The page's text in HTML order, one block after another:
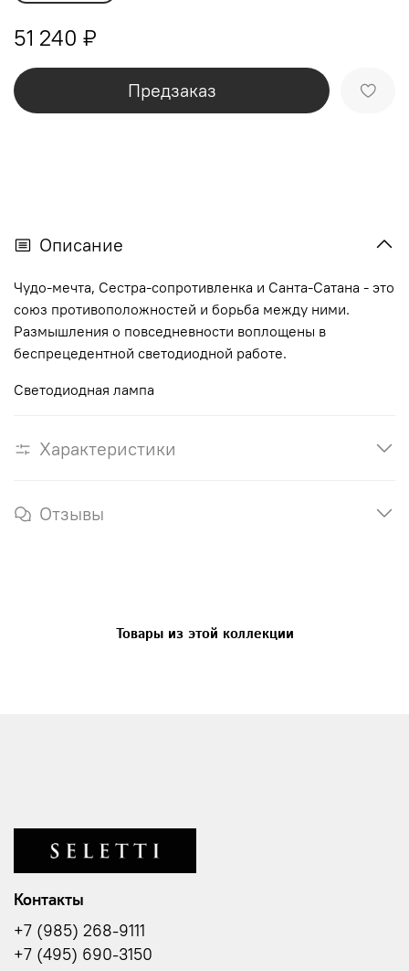
51 240 ₽
Предзаказ
Описание
Чудо-мечта, Сестра-сопротивленка и Санта-Сатана - это
союз противоположностей и борьба между ними.
Размышления о повседневности воплощены в
беспрецедентной светодиодной работе.
Светодиодная лампа
Характеристики
Отзывы
Товары из этой коллекции
Контакты
+7 (985) 268-9111
+7 (495) 690-3150